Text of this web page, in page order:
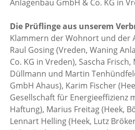
Anlagenbau GmbH & Co. KG in
Die Prüflinge aus unserem
Klammern der Wohnort und der
Raul Gosing (Vreden, Waning
Co. KG in Vreden), Sascha
Düllmann und Martin
GmbH Ahaus), Karim Fischer
Gesellschaft für Energieeffizienz
Haftung), Marius Freitag (Heek,
Lennart Helling (Heek, Lutz